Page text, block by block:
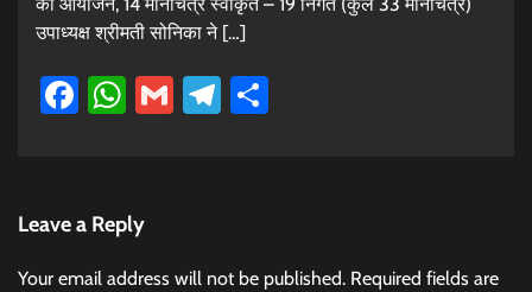
उपाध्यक्ष श्रीमती सोनिका ने […]
Facebook
WhatsApp
GmailTelegram
Leave a Reply
Your email address will not be published. Required fields are